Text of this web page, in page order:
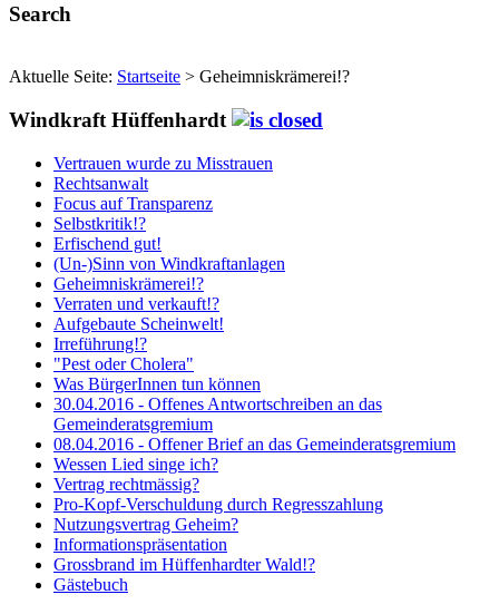
Search
Aktuelle Seite: Startseite > Geheimniskrämerei!?
Windkraft Hüffenhardt
Vertrauen wurde zu Misstrauen
Rechtsanwalt
Focus auf Transparenz
Selbstkritik!?
Erfischend gut!
(Un-)Sinn von Windkraftanlagen
Geheimniskrämerei!?
Verraten und verkauft!?
Aufgebaute Scheinwelt!
Irreführung!?
"Pest oder Cholera"
Was BürgerInnen tun können
30.04.2016 - Offenes Antwortschreiben an das
Gemeinderatsgremium
08.04.2016 - Offener Brief an das Gemeinderatsgremium
Wessen Lied singe ich?
Vertrag rechtmässig?
Pro-Kopf-Verschuldung durch Regresszahlung
Nutzungsvertrag Geheim?
Informationspräsentation
Grossbrand im Hüffenhardter Wald!?
Gästebuch